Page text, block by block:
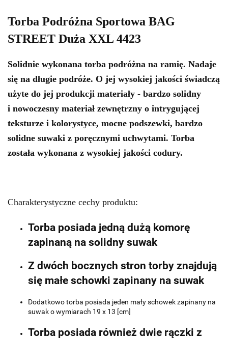
Torba Podróżna Sportowa BAG
STREET Duża XXL 4423
Solidnie wykonana torba podróżna na ramię. Nadaje
się na długie podróże. O jej wysokiej jakości świadczą
użyte do jej produkcji materiały - bardzo solidny
i nowoczesny materiał zewnętrzny o intrygującej
teksturze i kolorystyce, mocne podszewki, bardzo
solidne suwaki z poręcznymi uchwytami. Torba
została wykonana z wysokiej jakości codury.
Charakterystyczne cechy produktu:
Torba posiada jedną dużą komorę
zapinaną na solidny suwak
Z dwóch bocznych stron torby znajdują
się małe schowki zapinany na suwak
Dodatkowo torba posiada jeden mały schowek zapinany na
suwak o wymiarach 19 x 13 [cm]
Torba posiada również dwie rączki z